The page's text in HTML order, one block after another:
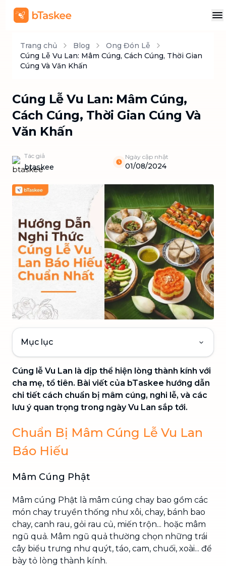
Trang chủ Blog
Ong Đón Lễ
Cúng Lễ Vu Lan: Mâm Cúng, Cách Cúng, Thời Gian
Cúng Và Văn Khấn
Cúng Lễ Vu Lan: Mâm Cúng,
Cách Cúng, Thời Gian Cúng Và
Văn Khấn
Tác giả
btaskee
Ngày cập nhật
01/08/2024
Mục lục
Cúng lễ Vu Lan là dịp thể hiện lòng thành kính với
cha mẹ, tổ tiên. Bài viết của bTaskee hướng dẫn
chi tiết cách chuẩn bị mâm cúng, nghi lễ, và các
lưu ý quan trọng trong ngày Vu Lan sắp tới.
Chuẩn Bị Mâm Cúng Lễ Vu Lan
Báo Hiếu
Mâm Cúng Phật
Mâm cúng Phật là mâm cúng chay bao gồm các
món chay truyền thống như xôi, chay, bánh bao
chay, canh rau, gỏi rau củ, miến trộn... hoặc mâm
ngũ quả. Mâm ngũ quả thường chọn những trái
cây biểu trưng như quýt, táo, cam, chuối, xoài... để
bày tỏ lòng thành kính.